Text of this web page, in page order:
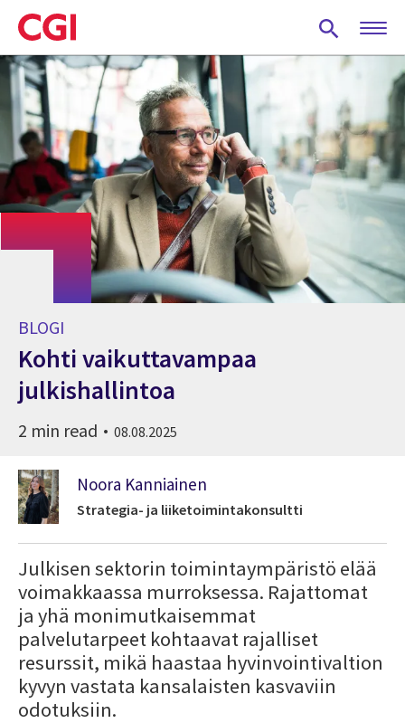
Skip
to
main
content
BLOGI
Kohti vaikuttavampaa
julkishallintoa
2 min read 08.08.2025
Noora Kanniainen
Strategia- ja liiketoimintakonsultti
Julkisen sektorin toimintaympäristö elää
voimakkaassa murroksessa. Rajattomat
ja yhä monimutkaisemmat
palvelutarpeet kohtaavat rajalliset
resurssit, mikä haastaa hyvinvointivaltion
kyvyn vastata kansalaisten kasvaviin
odotuksiin.